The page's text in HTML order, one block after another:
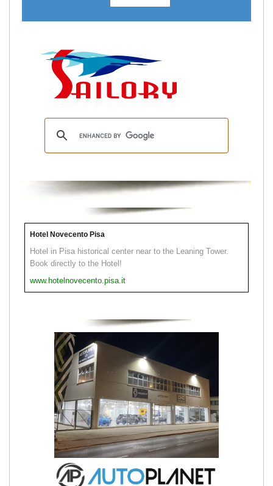
Hotel Novecento Pisa
Hotel in Pisa historical center near to the Leaning Tower.
Book directly to the Hotel!
www.hotelnovecento.pisa.it